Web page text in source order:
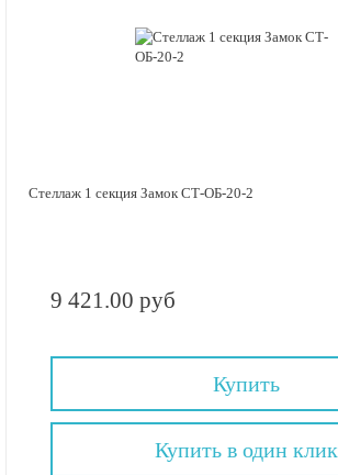
Стеллаж 1 секция Замок СТ-ОБ-20-2
9 421.00 руб
Купить
Купить в один клик